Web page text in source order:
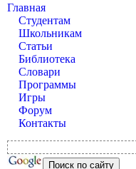
Главная
Студентам
Школьникам
Статьи
Библиотека
Словари
Программы
Игры
Форум
Контакты